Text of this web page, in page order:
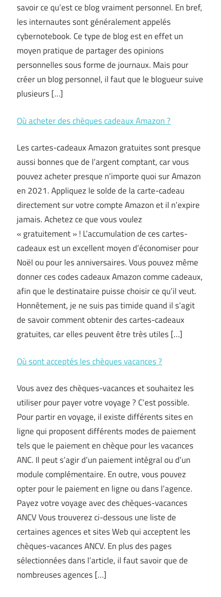
savoir ce qu’est ce blog vraiment personnel. En bref,
les internautes sont généralement appelés
cybernotebook. Ce type de blog est en effet un
moyen pratique de partager des opinions
personnelles sous forme de journaux. Mais pour
créer un blog personnel, il faut que le blogueur suive
plusieurs […]
Où acheter des chèques cadeaux Amazon ?
Les cartes-cadeaux Amazon gratuites sont presque
aussi bonnes que de l’argent comptant, car vous
pouvez acheter presque n’importe quoi sur Amazon
en 2021. Appliquez le solde de la carte-cadeau
directement sur votre compte Amazon et il n’expire
jamais. Achetez ce que vous voulez
« gratuitement » ! L’accumulation de ces cartes-
cadeaux est un excellent moyen d’économiser pour
Noël ou pour les anniversaires. Vous pouvez même
donner ces codes cadeaux Amazon comme cadeaux,
afin que le destinataire puisse choisir ce qu’il veut.
Honnêtement, je ne suis pas timide quand il s’agit
de savoir comment obtenir des cartes-cadeaux
gratuites, car elles peuvent être très utiles […]
Où sont acceptés les chèques vacances ?
Vous avez des chèques-vacances et souhaitez les
utiliser pour payer votre voyage ? C’est possible.
Pour partir en voyage, il existe différents sites en
ligne qui proposent différents modes de paiement
tels que le paiement en chèque pour les vacances
ANC. Il peut s’agir d’un paiement intégral ou d’un
module complémentaire. En outre, vous pouvez
opter pour le paiement en ligne ou dans l’agence.
Payez votre voyage avec des chèques-vacances
ANCV Vous trouverez ci-dessous une liste de
certaines agences et sites Web qui acceptent les
chèques-vacances ANCV. En plus des pages
sélectionnées dans l’article, il faut savoir que de
nombreuses agences […]